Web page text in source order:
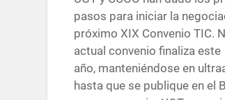
pasos para iniciar la
próximo XIX Convenio TIC.
actual convenio finaliza este
año, manteniéndose en
hasta que se publique en el